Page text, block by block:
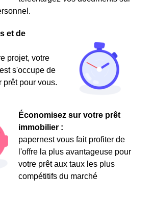
et de
projet, votre
s'occupe de
prêt pour vous.
Économisez sur votre prêt
immobilier :
papernest vous fait profiter de
l'offre la plus avantageuse pour
votre prêt aux taux les plus
compétitifs du marché